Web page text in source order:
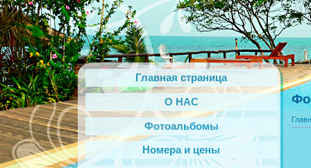
Главная страница
О НАС
Фотоальбомы
Номера и цены